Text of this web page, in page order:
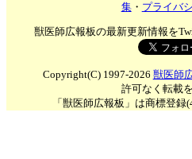
集・ プライバ
獣医師広報板の最新更新情報を
Copyright(C) 1997-2026 獣医師
許可なく転載
「獣医師広報板」は商標登録